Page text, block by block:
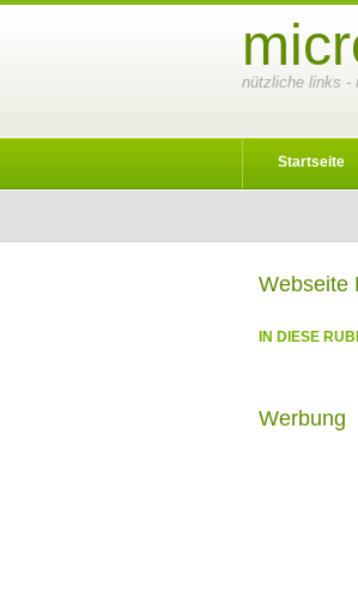
nützliche links -
Startseite
Webseite
IN DIESE
Werbung